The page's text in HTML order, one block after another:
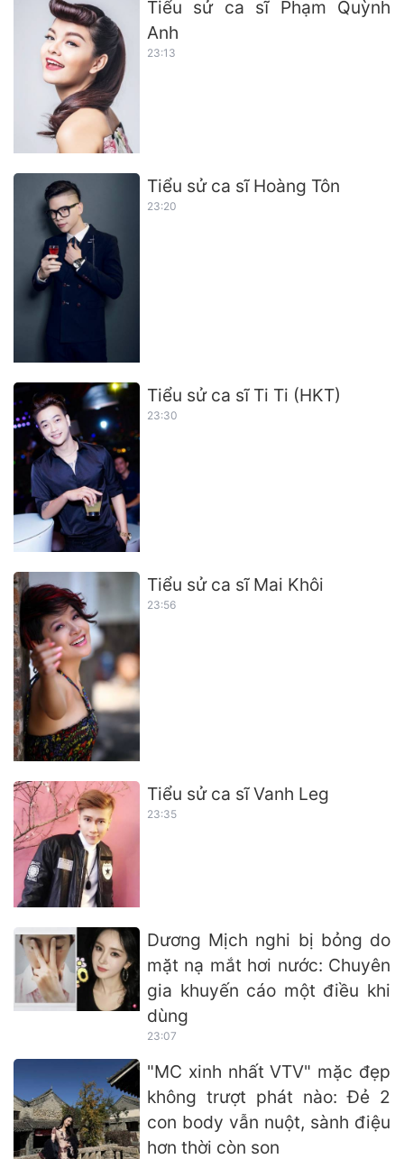
Tiểu sử ca sĩ Phạm Quỳnh
Anh
23:13
Tiểu sử ca sĩ Hoàng Tôn
23:20
Tiểu sử ca sĩ Ti Ti (HKT)
23:30
Tiểu sử ca sĩ Mai Khôi
23:56
Tiểu sử ca sĩ Vanh Leg
23:35
Dương Mịch nghi bị bỏng do
mặt nạ mắt hơi nước: Chuyên
gia khuyến cáo một điều khi
dùng
23:07
"MC xinh nhất VTV" mặc đẹp
không trượt phát nào: Đẻ 2
con body vẫn nuột, sành điệu
hơn thời còn son